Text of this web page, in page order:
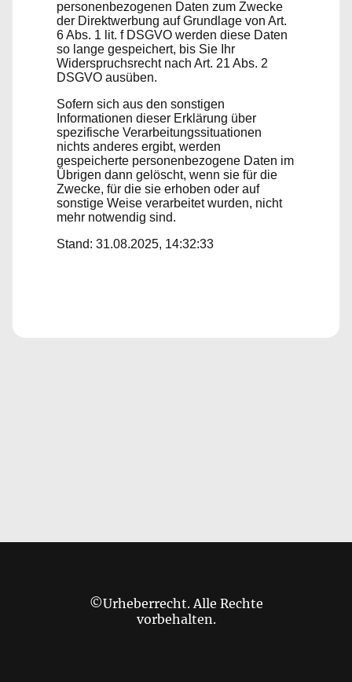
personenbezogenen Daten zum Zwecke
der Direktwerbung auf Grundlage von Art.
6 Abs. 1 lit. f DSGVO werden diese Daten
so lange gespeichert, bis Sie Ihr
Widerspruchsrecht nach Art. 21 Abs. 2
DSGVO ausüben.
Sofern sich aus den sonstigen
Informationen dieser Erklärung über
spezifische Verarbeitungssituationen
nichts anderes ergibt, werden
gespeicherte personenbezogene Daten im
Übrigen dann gelöscht, wenn sie für die
Zwecke, für die sie erhoben oder auf
sonstige Weise verarbeitet wurden, nicht
mehr notwendig sind.
Stand: 31.08.2025, 14:32:33
©Urheberrecht. Alle Rechte
vorbehalten.